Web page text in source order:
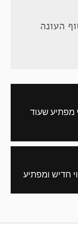
העונה
מפתיע שעוד
חדיש ומפתיע